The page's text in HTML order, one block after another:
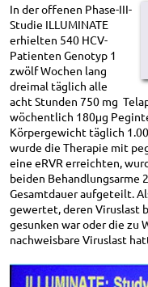
In der offenen Phase-III-
Studie ILLUMINATE
erhielten 540 HCV-
Patienten Genotyp 1
zwölf Wochen lang
dreimal täglich alle
acht Stunden 750 mg
wöchentlich 180μg
Körpergewicht täglich
wurde die Therapie mit
eine eRVR erreichten,
beiden Behandlungsarme
Gesamtdauer aufgeteilt.
gewertet, deren Viruslast
gesunken war oder die zu
nachweisbare Viruslast